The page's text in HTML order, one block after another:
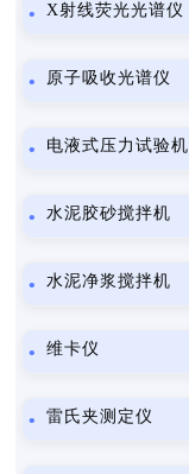
X射线荧光光谱仪
原子吸收光谱仪
电液式压力试验机
水泥胶砂搅拌机
水泥净浆搅拌机
维卡仪
雷氏夹测定仪